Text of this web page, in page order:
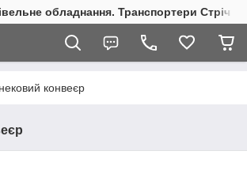
обладнання. Транспортери
конвеєр